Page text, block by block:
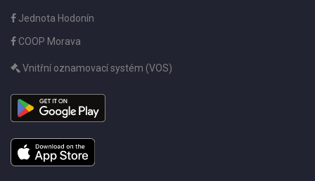
Jednota Hodonín
COOP Morava
Vnitřní oznamovací systém (VOS)